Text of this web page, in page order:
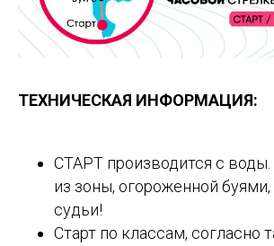
ТЕХНИЧЕСКАЯ ИНФОРМАЦИЯ:
СТАРТ производится с
из зоны, огороженной
судьи!
Старт по классам, согласно